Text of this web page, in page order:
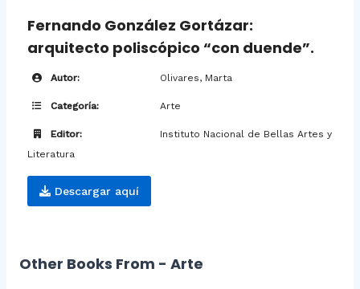
Fernando González Gortázar:
arquitecto poliscópico “con duende”.
Autor: Olivares, Marta
Categoría: Arte
Editor:
Instituto Nacional de Bellas Artes y
Literatura
Descargar aquí
Other Books From - Arte